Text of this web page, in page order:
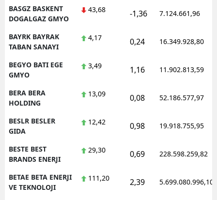
BASGZ BASKENT
DOGALGAZ GMYO
43,68 -1,36 7.124.661,96
BAYRK BAYRAK
TABAN SANAYI
4,17 0,24 16.349.928,80
BEGYO BATI EGE
GMYO
3,49 1,16 11.902.813,59
BERA BERA
HOLDING
13,09 0,08 52.186.577,97
BESLR BESLER
GIDA
12,42 0,98 19.918.755,95
BESTE BEST
BRANDS ENERJI
29,30 0,69 228.598.259,82
BETAE BETA ENERJI
VE TEKNOLOJI
111,20 2,39 5.699.080.996,10